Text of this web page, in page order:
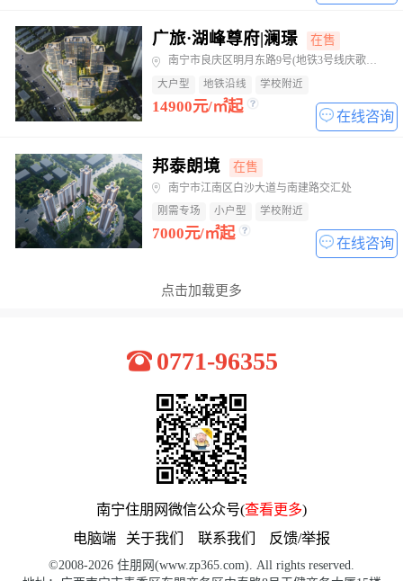
广旅·湖峰尊府|澜璟 在售
南宁市良庆区明月东路9号(地铁3号线庆歌路站旁)
大户型 地铁沿线 学校附近
14900元/㎡起
在线咨询
邦泰朗境 在售
南宁市江南区白沙大道与南建路交汇处
刚需专场 小户型 学校附近
7000元/㎡起
在线咨询
点击加载更多
0771-96355
南宁住朋网微信公众号(查看更多)
电脑端
关于我们 联系我们 反馈/举报
©2008-2026 住朋网(www.zp365.com). All rights reserved.